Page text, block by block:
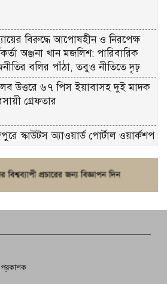
বিরুদ্ধে আপোষহীন ও নিরপেক্ষ
অঞ্জনা খান মজলিশ: পারিবারিক
বলির পাঁঠা, তবুও নীতিতে দৃঢ়
উত্তরে ৬৭ পিস ইয়াবাসহ দুই মাদক
গ্রেফতার
স্কাউটস অ্যাওয়ার্ড পোর্টাল ওয়ার্কশপ
প্রকাশক